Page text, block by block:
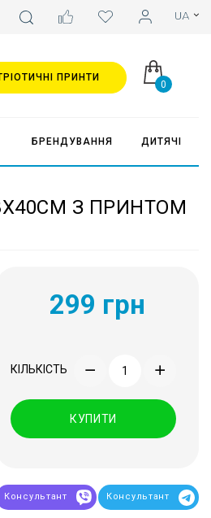
0
БРЕНДУВАННЯ ДИТЯЧІ
ПРИНТИ
З ПРИНТОМ
299 грн
КІЛЬКІСТЬ
КУПИТИ
Консультант Консультант